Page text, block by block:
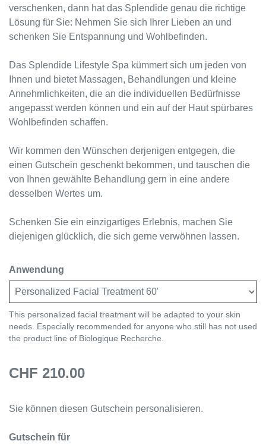
verschenken, dann hat das Splendide genau die richtige
Lösung für Sie: Nehmen Sie sich Ihrer Lieben an und
schenken Sie Entspannung und Wohlbefinden.
Das Splendide Lifestyle Spa kümmert sich um jeden von
Ihnen und bietet Massagen, Behandlungen und kleine
Annehmlichkeiten, die an die individuellen Bedürfnisse
angepasst werden können und ein auf der Haut spürbares
Wohlbefinden schaffen.
Wir kommen den Wünschen derjenigen entgegen, die
einen Gutschein geschenkt bekommen, und tauschen die
von Ihnen gewählte Behandlung gern in eine andere
desselben Wertes um.
Schenken Sie ein einzigartiges Erlebnis, machen Sie
diejenigen glücklich, die sich gerne verwöhnen lassen.
Anwendung
This personalized facial treatment will be adapted to your skin
needs. Especially recommended for anyone who still has not used
the product line of Biologique Recherche.
CHF 210.00
Sie können diesen Gutschein personalisieren.
Gutschein für